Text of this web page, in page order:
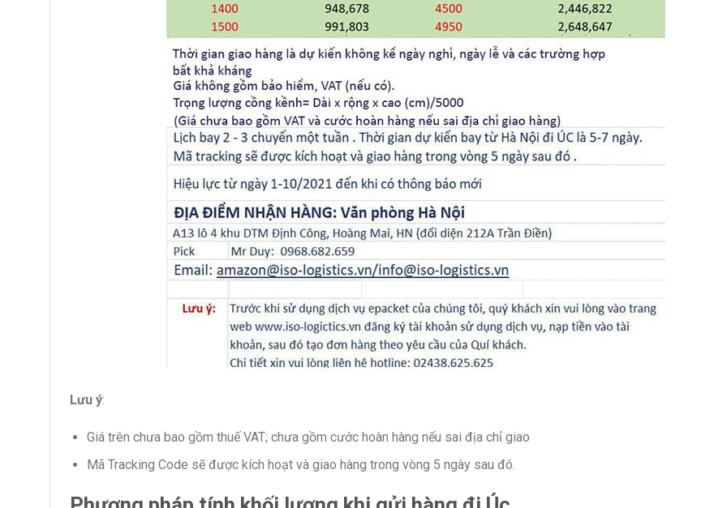
Lưu ý:
Giá trên chưa bao gồm thuế VAT; chưa gồm cước hoàn hàng nếu sai địa chỉ giao
Mã Tracking Code sẽ được kích hoạt và giao hàng trong vòng 5 ngày sau đó.